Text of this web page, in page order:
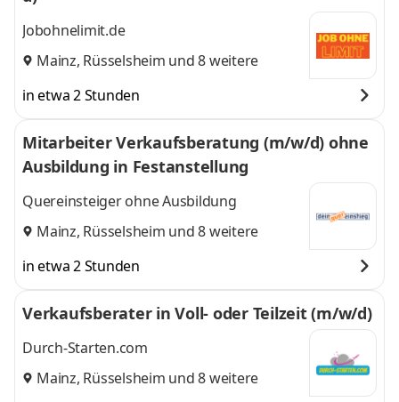
Jobohnelimit.de
Mainz, Rüsselsheim und 8 weitere
in etwa 2 Stunden
Mitarbeiter Verkaufsberatung (m/w/d) ohne
Ausbildung in Festanstellung
Quereinsteiger ohne Ausbildung
Mainz, Rüsselsheim und 8 weitere
in etwa 2 Stunden
Verkaufsberater in Voll- oder Teilzeit (m/w/d)
Durch-Starten.com
Mainz, Rüsselsheim und 8 weitere